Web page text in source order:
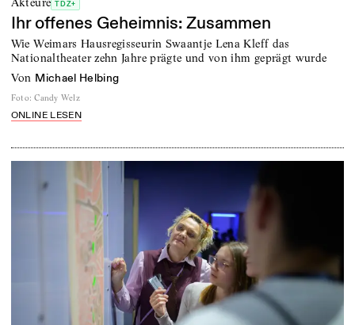
TDZ+
Ihr offenes Geheimnis: Zusammen
Wie Weimars Hausregisseurin Swaantje Lena Kleff das
Nationaltheater zehn Jahre prägte und von ihm geprägt wurde
von Michael Helbing
Foto: Candy Welz
ONLINE LESEN